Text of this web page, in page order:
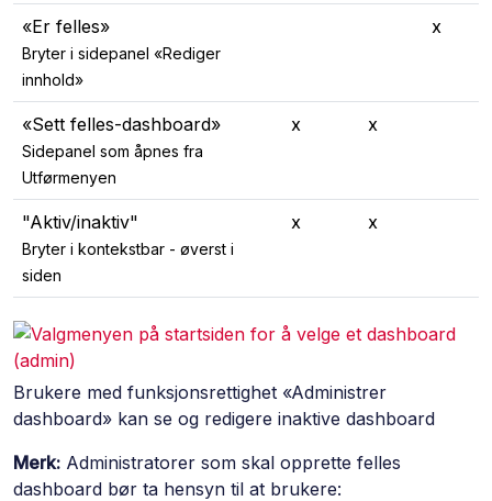
«Er felles»
Bryter i sidepanel «Rediger
innhold»
x
«Sett felles-dashboard»
Sidepanel som åpnes fra
Utførmenyen
x x
"Aktiv/inaktiv"
Bryter i kontekstbar - øverst i
siden
x x
Brukere med funksjonsrettighet «Administrer
dashboard» kan se og redigere inaktive dashboard
Merk: Administratorer som skal opprette felles
dashboard bør ta hensyn til at brukere: